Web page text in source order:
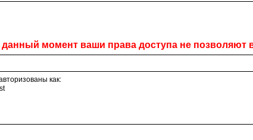
данный момент ваши права доступа не
как: